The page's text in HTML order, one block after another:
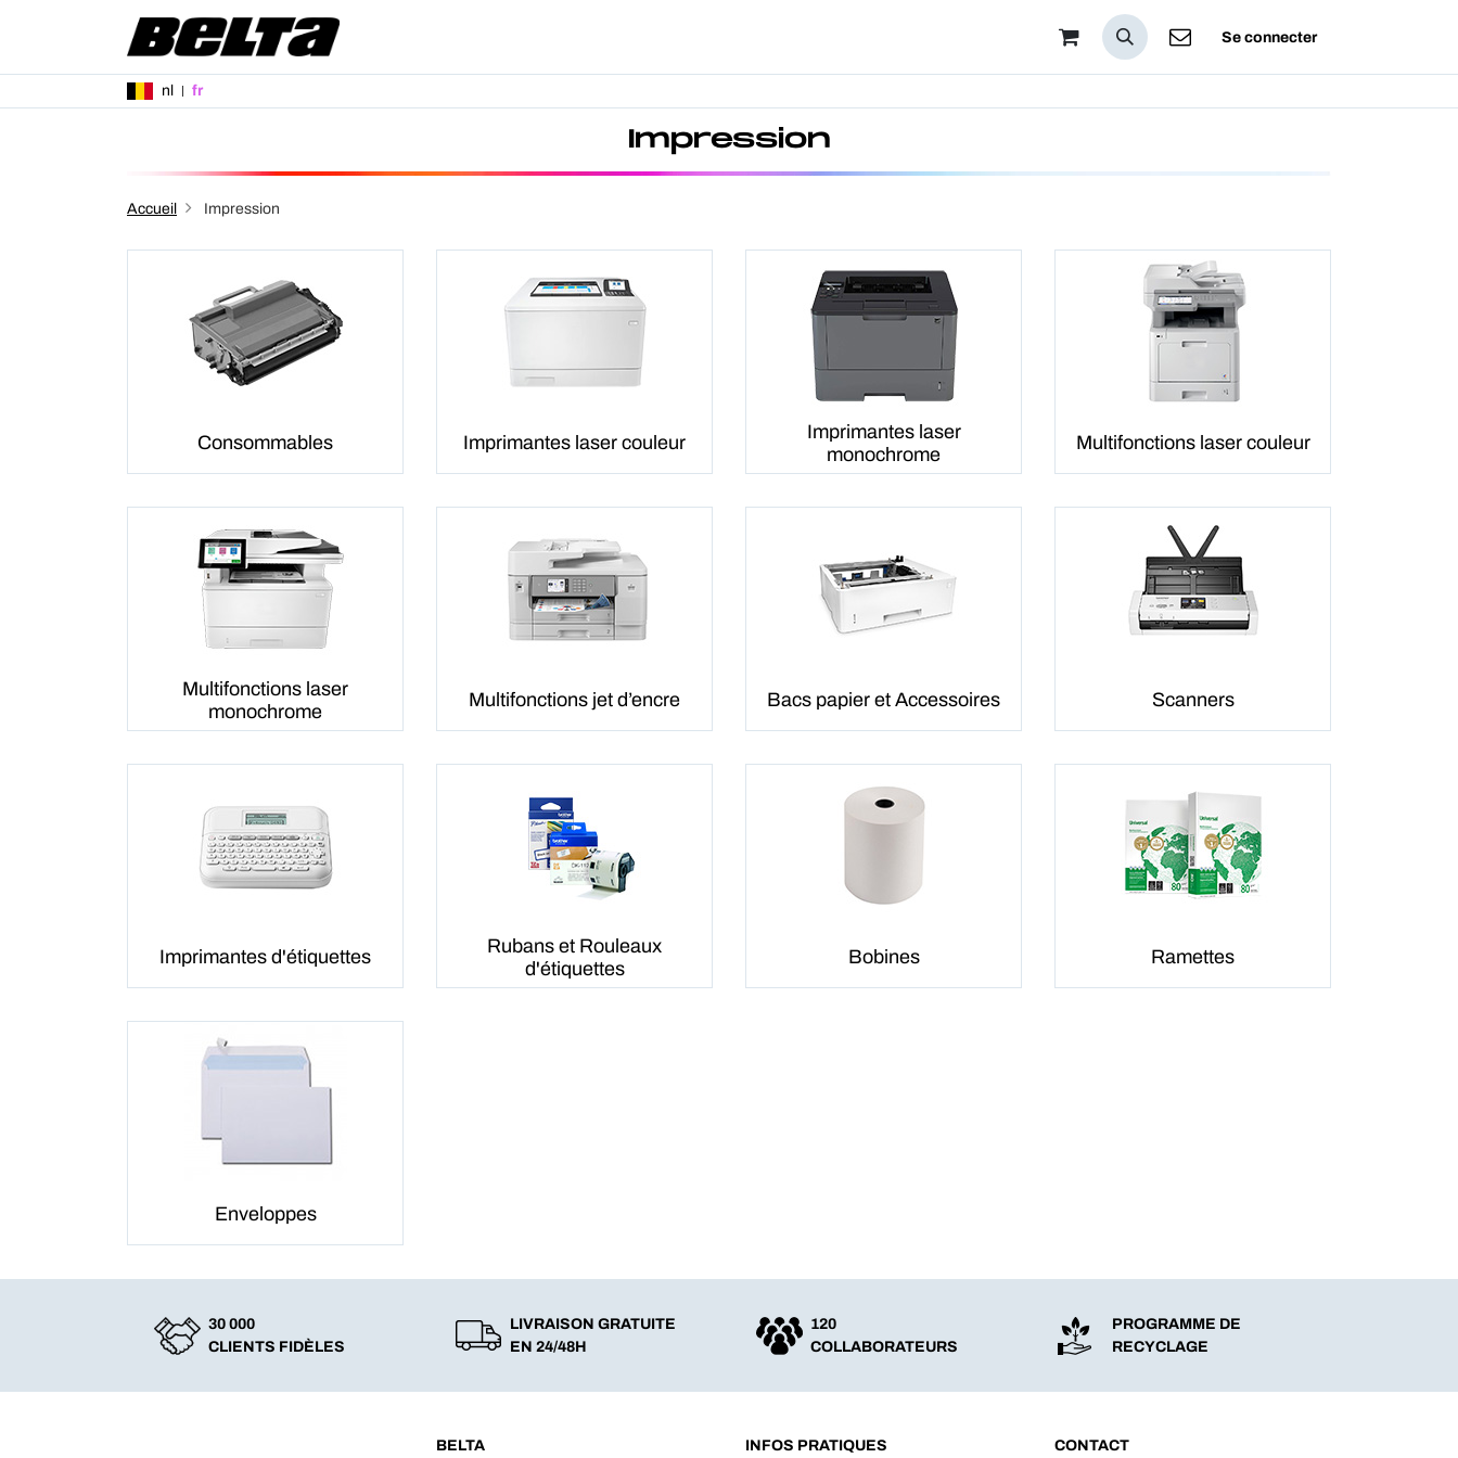
Se connecter
nl fr
Impression
Accueil Impression
Consommables Imprimantes laser couleur
Imprimantes laser
monochrome
Multifonctions laser couleur
Multifonctions laser
monochrome
Multifonctions jet d’encre Bacs papier et Accessoires Scanners
Imprimantes d'étiquettes
Rubans et Rouleaux
d'étiquettes
Bobines Ramettes
Enveloppes
30 000
CLIENTS FIDÈLES
LIVRAISON GRATUITE
EN 24/48H
120
COLLABORATEURS
PROGRAMME DE
RECYCLAGE
BELTA INFOS PRATIQUES CONTACT